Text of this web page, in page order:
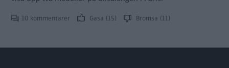
10 kommentarer Gasa (15) Bromsa (11)